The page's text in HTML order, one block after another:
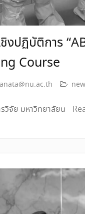
งปฏิบัติการ
Course
วิจัย มหาวิทยาลัยน